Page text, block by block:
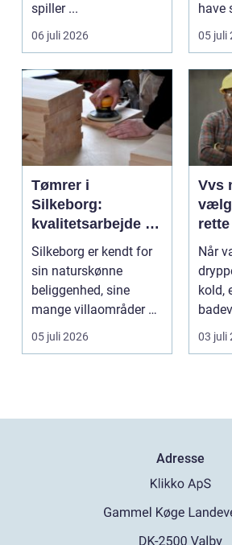
spiller ...
06 juli 2026
have
05 juli
Tømrer i
Silkeborg:
kvalitetsarbejde til
overkommelige
priser
Silkeborg er kendt for
sin naturskønne
beliggenhed, sine
mange villaområder og
en bland...
05 juli 2026
Vvs
Når
kold,
til en
03 juli
Adresse